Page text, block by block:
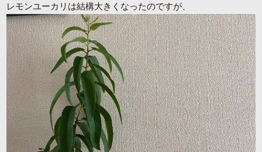
レモンユーカリは結構大きくなったのですが、